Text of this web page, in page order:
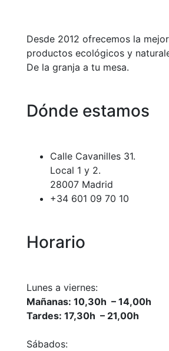
Desde 2012 ofrecemos la
productos ecológicos y
De la granja a tu mesa.
Dónde estamos
Calle Cavanilles 31.
Local 1 y 2.
28007 Madrid
+34 601 09 70 10
Horario
Lunes a viernes:
Mañanas: 10,30h – 14,00h
Tardes: 17,30h – 21,00h
Sábados: